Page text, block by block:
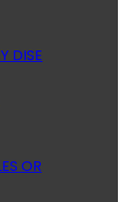
DISE
OR